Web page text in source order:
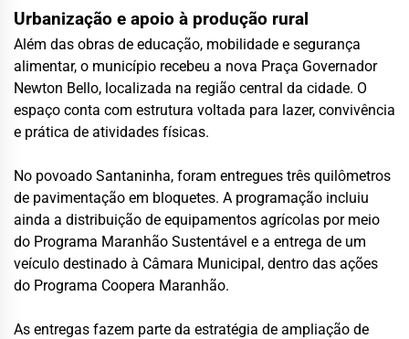
Urbanização e apoio à produção rural
Além das obras de educação, mobilidade e segurança
alimentar, o município recebeu a nova Praça Governador
Newton Bello, localizada na região central da cidade. O
espaço conta com estrutura voltada para lazer, convivência
e prática de atividades físicas.
No povoado Santaninha, foram entregues três quilômetros
de pavimentação em bloquetes. A programação incluiu
ainda a distribuição de equipamentos agrícolas por meio
do Programa Maranhão Sustentável e a entrega de um
veículo destinado à Câmara Municipal, dentro das ações
do Programa Coopera Maranhão.
As entregas fazem parte da estratégia de ampliação de